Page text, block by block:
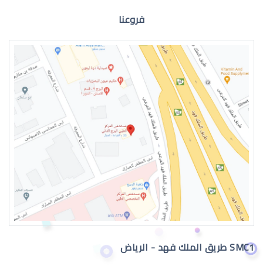
الماء الازرق للعين
اعراض الماء الازرق بالعين
فروعنا
SMC1 طريق الملك فهد - الرياض